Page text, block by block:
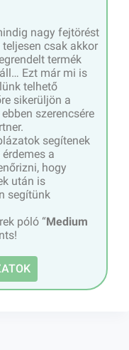
nagy fejtörést
csak akkor
termék
Ezt már mi is
telhető
sikerüljön a
szerencsére
segítenek
a
hogy
után is
segítünk
póló “Medium